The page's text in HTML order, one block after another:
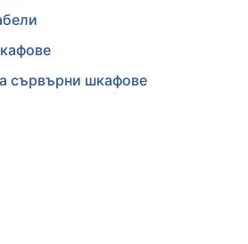
сървърни шкафове